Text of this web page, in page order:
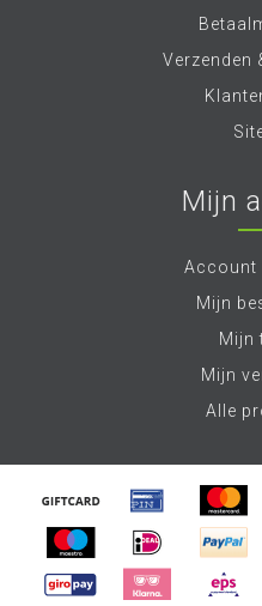
Verzenden
Mijn
Account
Mijn
Mijn
Mijn
Alle